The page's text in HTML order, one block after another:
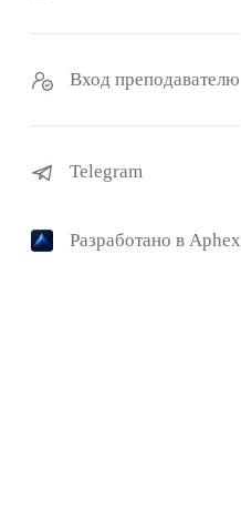
Вход преподавателю
Telegram
Разработано в Aphex